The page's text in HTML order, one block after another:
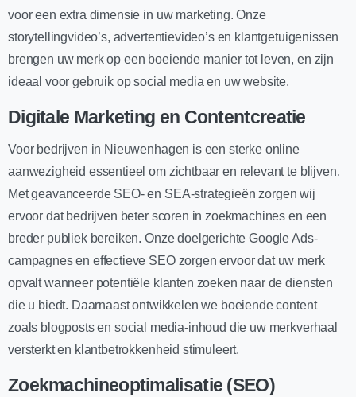
voor een extra dimensie in uw marketing. Onze
storytellingvideo’s, advertentievideo’s en klantgetuigenissen
brengen uw merk op een boeiende manier tot leven, en zijn
ideaal voor gebruik op social media en uw website.
Digitale Marketing en Contentcreatie
Voor bedrijven in Nieuwenhagen is een sterke online
aanwezigheid essentieel om zichtbaar en relevant te blijven.
Met geavanceerde SEO- en SEA-strategieën zorgen wij
ervoor dat bedrijven beter scoren in zoekmachines en een
breder publiek bereiken. Onze doelgerichte Google Ads-
campagnes en effectieve SEO zorgen ervoor dat uw merk
opvalt wanneer potentiële klanten zoeken naar de diensten
die u biedt. Daarnaast ontwikkelen we boeiende content
zoals blogposts en social media-inhoud die uw merkverhaal
versterkt en klantbetrokkenheid stimuleert.
Zoekmachineoptimalisatie (SEO)